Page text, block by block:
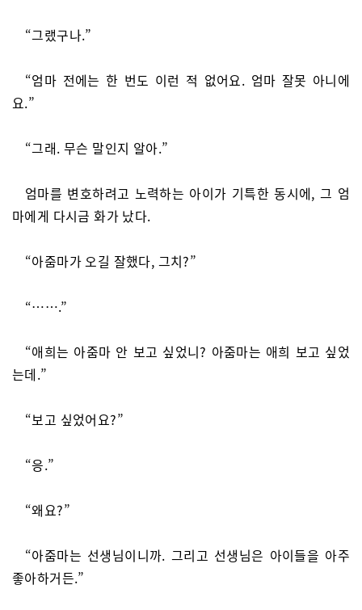
“그랬구나.”
“엄마 전에는 한 번도 이런 적 없어요. 엄마 잘못 아니에
요.”
“그래. 무슨 말인지 알아.”
엄마를 변호하려고 노력하는 아이가 기특한 동시에, 그 엄
마에게 다시금 화가 났다.
“아줌마가 오길 잘했다, 그치?”
“…….”
“애희는 아줌마 안 보고 싶었니? 아줌마는 애희 보고 싶었
는데.”
“보고 싶었어요?”
“응.”
“왜요?”
“아줌마는 선생님이니까. 그리고 선생님은 아이들을 아주
좋아하거든.”